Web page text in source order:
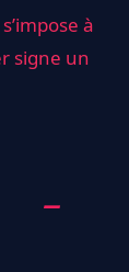
à
signe un